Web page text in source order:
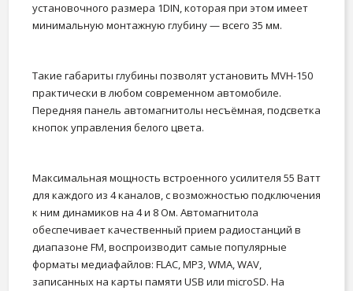
установочного размера 1DIN, которая при этом имеет
минимальную монтажную глубину — всего 35 мм.
Такие габариты глубины позволят установить MVH-150
практически в любом современном автомобиле.
Передняя панель автомагнитолы несъёмная, подсветка
кнопок управления белого цвета.
Максимальная мощность встроенного усилителя 55 Ватт
для каждого из 4 каналов, с возможностью подключения
к ним динамиков на 4 и 8 Ом. Автомагнитола
обеспечивает качественный прием радиостанций в
диапазоне FM, воспроизводит самые популярные
форматы медиафайлов: FLAC, MP3, WMA, WAV,
записанных на карты памяти USB или microSD. На